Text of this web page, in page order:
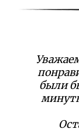
были